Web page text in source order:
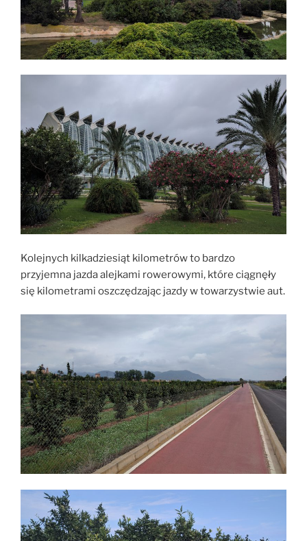
Kolejnych kilkadziesiąt kilometrów to bardzo
przyjemna jazda alejkami rowerowymi, które ciągnęły
się kilometrami oszczędzając jazdy w towarzystwie aut.